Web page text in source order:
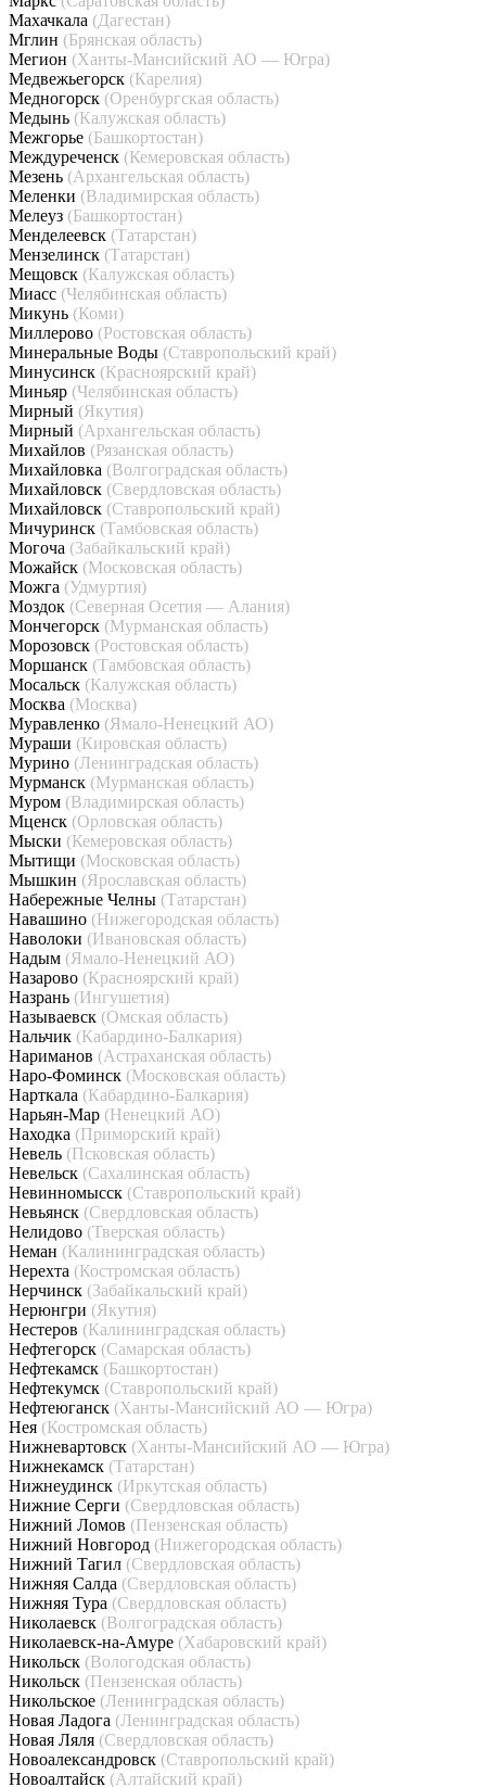
Махачкала (Дагестан)
Мглин (Брянская область)
Мегион (Ханты-Мансийский АО — Югра)
Медвежьегорск (Карелия)
Медногорск (Оренбургская область)
Медынь (Калужская область)
Межгорье (Башкортостан)
Междуреченск (Кемеровская область)
Мезень (Архангельская область)
Меленки (Владимирская область)
Мелеуз (Башкортостан)
Менделеевск (Татарстан)
Мензелинск (Татарстан)
Мещовск (Калужская область)
Миасс (Челябинская область)
Микунь (Коми)
Миллерово (Ростовская область)
Минеральные Воды (Ставропольский край)
Минусинск (Красноярский край)
Миньяр (Челябинская область)
Мирный (Якутия)
Мирный (Архангельская область)
Михайлов (Рязанская область)
Михайловка (Волгоградская область)
Михайловск (Свердловская область)
Михайловск (Ставропольский край)
Мичуринск (Тамбовская область)
Могоча (Забайкальский край)
Можайск (Московская область)
Можга (Удмуртия)
Моздок (Северная Осетия — Алания)
Мончегорск (Мурманская область)
Морозовск (Ростовская область)
Моршанск (Тамбовская область)
Мосальск (Калужская область)
Москва (Москва)
Муравленко (Ямало-Ненецкий АО)
Мураши (Кировская область)
Мурино (Ленинградская область)
Мурманск (Мурманская область)
Муром (Владимирская область)
Мценск (Орловская область)
Мыски (Кемеровская область)
Мытищи (Московская область)
Мышкин (Ярославская область)
Набережные Челны (Татарстан)
Навашино (Нижегородская область)
Наволоки (Ивановская область)
Надым (Ямало-Ненецкий АО)
Назарово (Красноярский край)
Назрань (Ингушетия)
Называевск (Омская область)
Нальчик (Кабардино-Балкария)
Нариманов (Астраханская область)
Наро-Фоминск (Московская область)
Нарткала (Кабардино-Балкария)
Нарьян-Мар (Ненецкий АО)
Находка (Приморский край)
Невель (Псковская область)
Невельск (Сахалинская область)
Невинномысск (Ставропольский край)
Невьянск (Свердловская область)
Нелидово (Тверская область)
Неман (Калининградская область)
Нерехта (Костромская область)
Нерчинск (Забайкальский край)
Нерюнгри (Якутия)
Нестеров (Калининградская область)
Нефтегорск (Самарская область)
Нефтекамск (Башкортостан)
Нефтекумск (Ставропольский край)
Нефтеюганск (Ханты-Мансийский АО — Югра)
Нея (Костромская область)
Нижневартовск (Ханты-Мансийский АО — Югра)
Нижнекамск (Татарстан)
Нижнеудинск (Иркутская область)
Нижние Серги (Свердловская область)
Нижний Ломов (Пензенская область)
Нижний Новгород (Нижегородская область)
Нижний Тагил (Свердловская область)
Нижняя Салда (Свердловская область)
Нижняя Тура (Свердловская область)
Николаевск (Волгоградская область)
Николаевск-на-Амуре (Хабаровский край)
Никольск (Вологодская область)
Никольск (Пензенская область)
Никольское (Ленинградская область)
Новая Ладога (Ленинградская область)
Новая Ляля (Свердловская область)
Новоалександровск (Ставропольский край)
Новоалтайск (Алтайский край)